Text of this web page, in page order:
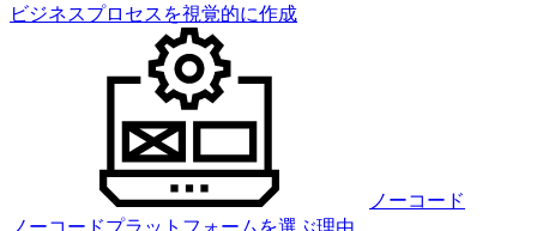
ビジネスプロセスを視覚的に作成
ノーコード
ノーコードプラットフォームを選ぶ理由